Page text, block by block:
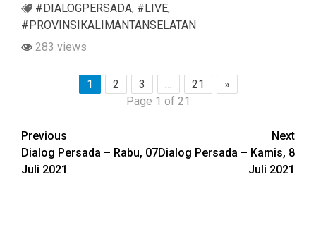
#DIALOGPERSADA, #LIVE,
#PROVINSIKALIMANTANSELATAN
283 views
1 2 3 … 21
»
Page 1 of 21
Continue
Reading
Previous
Dialog Persada – Rabu, 07
Juli 2021
Next
Dialog Persada – Kamis, 8
Juli 2021